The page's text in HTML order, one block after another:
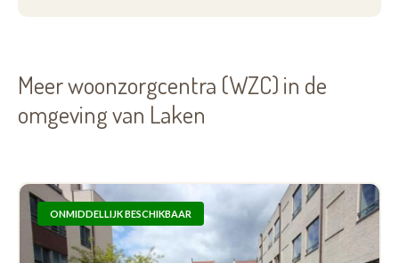
Meer woonzorgcentra (WZC) in de
omgeving van Laken
ONMIDDELLIJK BESCHIKBAAR